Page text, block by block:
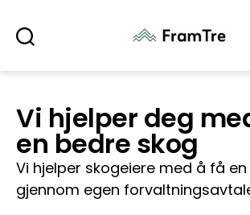
Vi hjelper deg
en bedre skog
Vi hjelper skogeiere med å få
gjennom egen